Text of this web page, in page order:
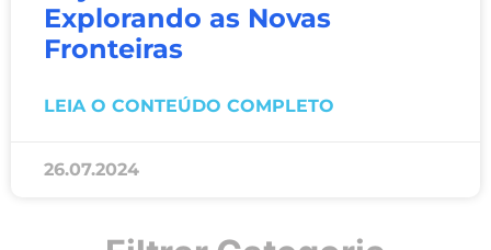
Explorando as Novas
Fronteiras
LEIA O CONTEÚDO COMPLETO
26.07.2024